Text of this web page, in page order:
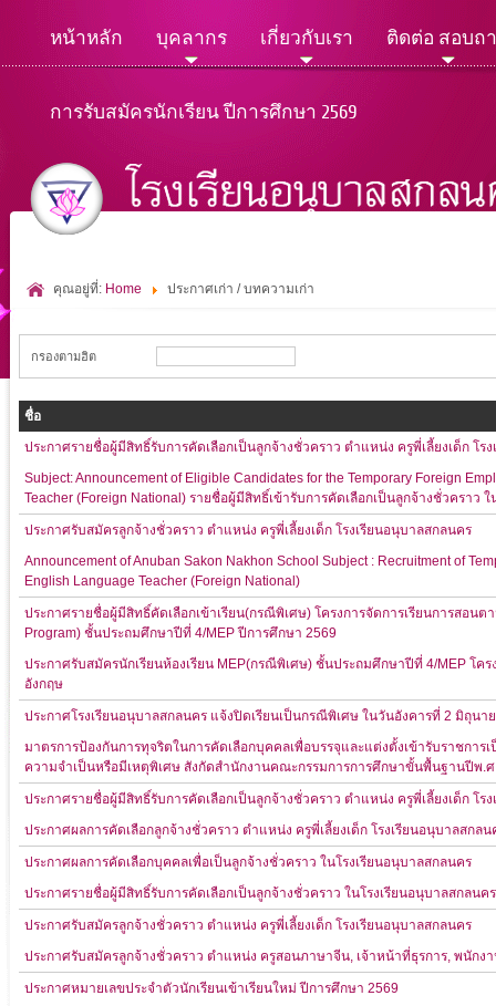
หน้าหลัก บุคลากร เกี่ยวกับเรา ติดต่อ สอบถ
การรับสมัครนักเรียน ปีการศึกษา 2569
คุณอยู่ที่: Home ประกาศเก่า / บทความเก่า
กรองตามฮิต
ชื่อ
ประกาศรายชื่อผู้มีสิทธิ์รับการคัดเลือกเป็นลูกจ้างชั่วคราว ตำแหน่ง ครูพี่เลี้ยงเด็ก โร
Subject: Announcement of Eligible Candidates for the Temporary Foreign
Teacher (Foreign National) รายชื่อผู้มีสิทธิ์เข้ารับการคัดเลือกเป็นลูกจ้างชั่วคราว
ประกาศรับสมัครลูกจ้างชั่วคราว ตำแหน่ง ครูพี่เลี้ยงเด็ก โรงเรียนอนุบาลสกลนคร
Announcement of Anuban Sakon Nakhon School Subject : Recruitment of
English Language Teacher (Foreign National)
ประกาศรายชื่อผู้มีสิทธิ์คัดเลือกเข้าเรียน(กรณีพิเศษ) โครงการจัดการเรียนการสอน
Program) ชั้นประถมศึกษาปีที่ 4/MEP ปีการศึกษา 2569
ประกาศรับสมัครนักเรียนห้องเรียน MEP(กรณีพิเศษ) ชั้นประถมศึกษาปีที่ 4/MEP โค
อังกฤษ
ประกาศโรงเรียนอนุบาลสกลนคร แจ้งปิดเรียนเป็นกรณีพิเศษ ในวันอังคารที่ 2 มิถุนา
มาตรการป้องกันการทุจริตในการคัดเลือกบุคคลเพื่อบรรจุและแต่งตั้งเข้ารับราชก
ความจำเป็นหรือมีเหตุพิเศษ สังกัดสำนักงานคณะกรรมการการศึกษาขั้นพื้นฐานปีพ.ศ
ประกาศรายชื่อผู้มีสิทธิ์รับการคัดเลือกเป็นลูกจ้างชั่วคราว ตำแหน่ง ครูพี่เลี้ยงเด็ก โร
ประกาศผลการคัดเลือกลูกจ้างชั่วคราว ตำแหน่ง ครูพี่เลี้ยงเด็ก โรงเรียนอนุบาลสกลน
ประกาศผลการคัดเลือกบุคคลเพื่อเป็นลูกจ้างชั่วคราว ในโรงเรียนอนุบาลสกลนคร
ประกาศรายชื่อผู้มีสิทธิ์รับการคัดเลือกเป็นลูกจ้างชั่วคราว ในโรงเรียนอนุบาลสกลนคร
ประกาศรับสมัครลูกจ้างชั่วคราว ตำแหน่ง ครูพี่เลี้ยงเด็ก โรงเรียนอนุบาลสกลนคร
ประกาศรับสมัครลูกจ้างชั่วคราว ตำแหน่ง ครูสอนภาษาจีน, เจ้าหน้าที่ธุรการ, พนักง
ประกาศหมายเลขประจำตัวนักเรียนเข้าเรียนใหม่ ปีการศึกษา 2569